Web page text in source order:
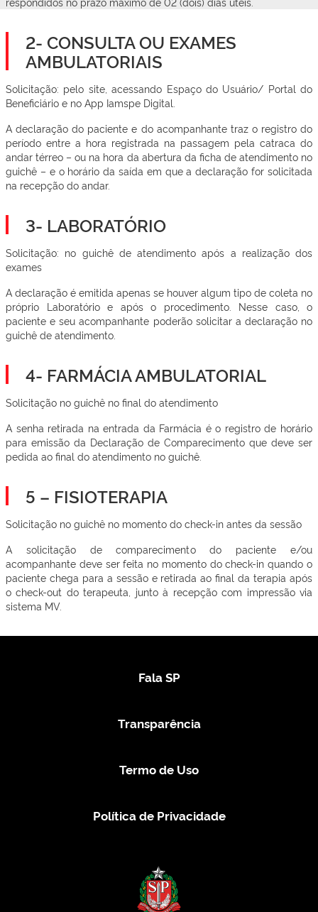
2- CONSULTA OU EXAMES
AMBULATORIAIS
Solicitação: pelo site, acessando Espaço do Usuário/ Portal do
Beneficiário e no App Iamspe Digital.
A declaração do paciente e do acompanhante traz o registro do
período entre a hora registrada na passagem pela catraca do
andar térreo – ou na hora da abertura da ficha de atendimento no
guichê – e o horário da saída em que a declaração for solicitada
na recepção do andar.
3- LABORATÓRIO
Solicitação: no guichê de atendimento após a realização dos
exames
A declaração é emitida apenas se houver algum tipo de coleta no
próprio Laboratório e após o procedimento. Nesse caso, o
paciente e seu acompanhante poderão solicitar a declaração no
guichê de atendimento.
4- FARMÁCIA AMBULATORIAL
Solicitação no guichê no final do atendimento
A senha retirada na entrada da Farmácia é o registro de horário
para emissão da Declaração de Comparecimento que deve ser
pedida ao final do atendimento no guichê.
5 – FISIOTERAPIA
Solicitação no guichê no momento do check-in antes da sessão
A solicitação de comparecimento do paciente e/ou
acompanhante deve ser feita no momento do check-in quando o
paciente chega para a sessão e retirada ao final da terapia após
o check-out do terapeuta, junto à recepção com impressão via
sistema MV.
Fala SP
Transparência
Termo de Uso
Política de Privacidade